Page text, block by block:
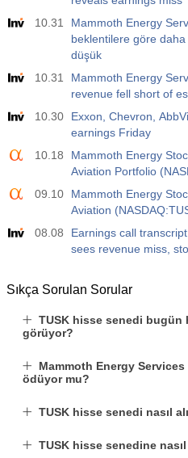
Açıklanan
Beklenti
CFTC Nasdaq 100 Ticari
Açıklanan
10.31
Mammoth Energy
beklentilere göre
düşük
10.31
Mammoth Energy
revenue fell short of
10.30
Exxon, Chevron,
earnings Friday
10.18
Mammoth Energy
Aviation Portfolio
09.10
Mammoth Energy
Aviation
08.08
Earnings call
sees revenue miss,
Sıkça Sorulan Sorular
TUSK hisse senedi
görüyor?
Mammoth Energy
ödüyor mu?
TUSK hisse senedi nasıl
TUSK hisse senedine nasıl